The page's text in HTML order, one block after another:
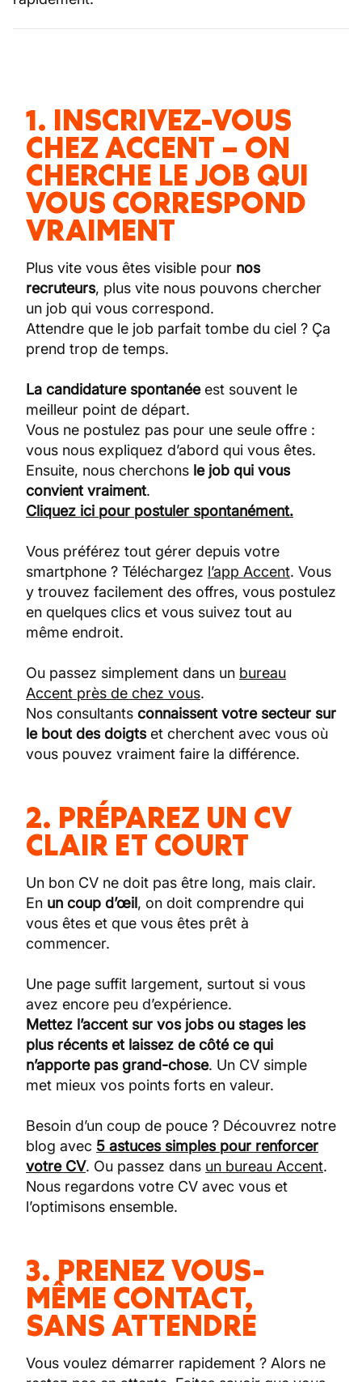
1. INSCRIVEZ-VOUS
CHEZ ACCENT – ON
CHERCHE LE JOB QUI
VOUS CORRESPOND
VRAIMENT
Plus vite vous êtes visible pour nos
recruteurs, plus vite nous pouvons chercher
un job qui vous correspond.
Attendre que le job parfait tombe du ciel ? Ça
prend trop de temps.
La candidature spontanéeest souvent le
meilleur point de départ.
Vous ne postulez pas pour une seule offre :
vous nous expliquez d’abord qui vous êtes.
Ensuite, nous cherchons le job qui vous
convient vraiment.
Cliquez ici pour postuler spontanément.
Vous préférez tout gérer depuis votre
smartphone ? Téléchargez l’app Accent. Vous
y trouvez facilement des offres, vous postulez
en quelques clics et vous suivez tout au
même endroit.
Ou passez simplement dans un bureau
Accent près de chez vous.
Nos consultants connaissent votre secteur sur
le bout des doigtset cherchent avec vous où
vous pouvez vraiment faire la différence.
2. PRÉPAREZ UN CV
CLAIR ET COURT
Un bon CV ne doit pas être long, mais clair.
En un coup d’œil, on doit comprendre qui
vous êtes et que vous êtes prêt à
commencer.
Une page suffit largement, surtout si vous
avez encore peu d’expérience.
Mettez l’accent sur vos jobs ou stages les
plus récents et laissez de côté ce qui
n’apporte pas grand-chose. Un CV simple
met mieux vos points forts en valeur.
Besoin d’un coup de pouce ? Découvrez notre
blog avec 5 astuces simples pour renforcer
votre CV. Ou passez dans un bureau Accent.
Nous regardons votre CV avec vous et
l’optimisons ensemble.
3. PRENEZ VOUS-
MÊME CONTACT,
SANS ATTENDRE
Vous voulez démarrer rapidement ? Alors ne